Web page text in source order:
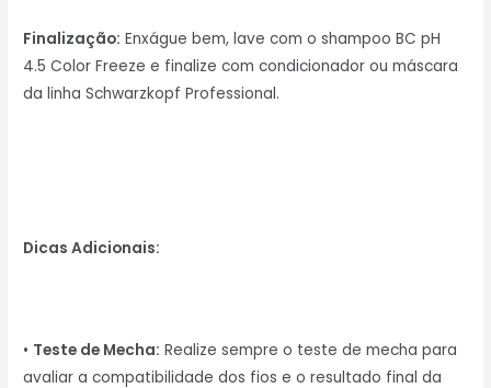
Finalização: Enxágue bem, lave com o shampoo BC pH
4.5 Color Freeze e finalize com condicionador ou máscara
da linha Schwarzkopf Professional.
Dicas Adicionais:
• Teste de Mecha: Realize sempre o teste de mecha para
avaliar a compatibilidade dos fios e o resultado final da